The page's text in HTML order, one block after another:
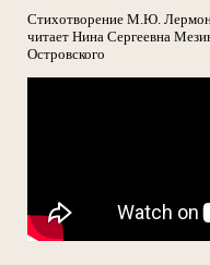
Стихотворение М.Ю.
читает Нина Сергеевна
Островского